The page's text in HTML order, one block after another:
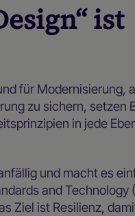
ist
für Modernisierung,
zu sichern, setzen
in jede
und macht es
and Technology
Ziel ist Resilienz,